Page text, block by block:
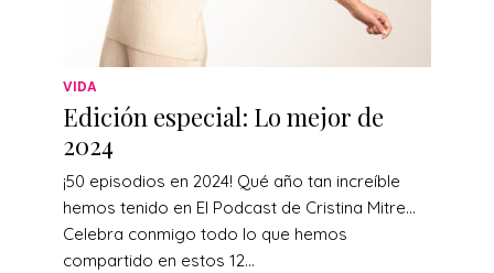
VIDA
Edición especial: Lo mejor de
2024
¡50 episodios en 2024! Qué año tan increíble
hemos tenido en El Podcast de Cristina Mitre…
Celebra conmigo todo lo que hemos
compartido en estos 12...